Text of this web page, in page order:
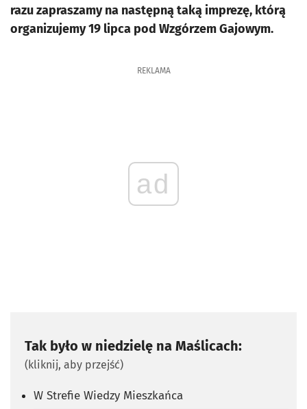
razu zapraszamy na następną taką imprezę, którą
organizujemy 19 lipca pod Wzgórzem Gajowym.
REKLAMA
ad
Tak było w niedzielę na Maślicach:
(kliknij, aby przejść)
W Strefie Wiedzy Mieszkańca